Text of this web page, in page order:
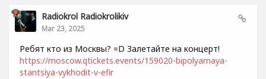
Radiokrol Radiokrolikiv
Mar 23, 2025
Ребят кто из Москвы? =D Залетайте на концерт!
https://moscow.qtickets.events/159020-bipolyarnaya-
stantsiya-vykhodit-v-efir